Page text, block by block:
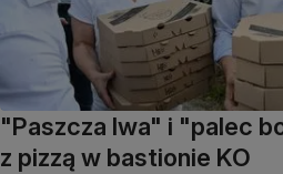
"Paszcza lwa" i "palec
z pizzą w bastionie KO